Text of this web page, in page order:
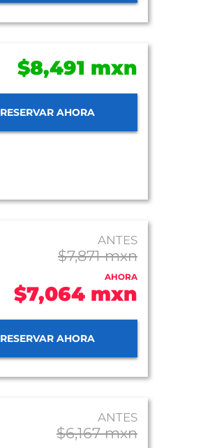
$8,491 mxn
RESERVAR AHORA
ANTES
$7,871 mxn
AHORA
$7,064 mxn
RESERVAR AHORA
ANTES
$6,167 mxn